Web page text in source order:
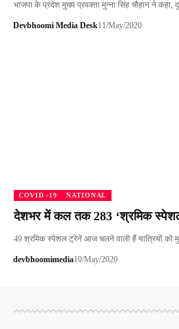
भाजपा के प्रदेश मुख्य प्रवक्ता मुन्ना सिंह चौहान ने कहा,
Devbhoomi Media Desk11/May/2020
COVID -19 NATIONAL
देशभर में कल तक 283 ‘श्रमिक
49 श्रमिक स्पेशल ट्रेनें आज चलने वाली हैं यात्रियों को
devbhoomimedia10/May/2020